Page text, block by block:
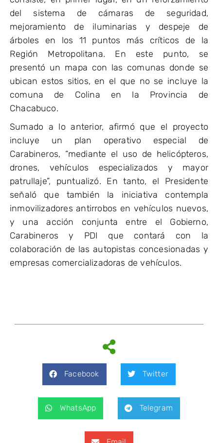
del sistema de cámaras de seguridad,
mejoramiento de iluminarias y despeje de
árboles en los 11 puntos más críticos de la
Región Metropolitana. En este punto, se
presentó un mapa con las comunas donde se
ubican estos sitios, en el que no se incluye la
comuna de Colina en la Provincia de
Chacabuco.
Sumado a lo anterior, afirmó que el proyecto
incluye un plan operativo especial de
Carabineros, “mediante el uso de helicópteros,
drones, vehículos especializados y mayor
patrullaje”, puntualizó. En tanto, el Presidente
señaló que también la iniciativa contempla
inmovilizadores antirrobos en vehículos nuevos,
y una acción conjunta entre el Gobierno,
Carabineros y PDI que contará con la
colaboración de las autopistas concesionadas y
empresas comercializadoras de vehículos.
Facebook Twitter
WhatsApp Telegram